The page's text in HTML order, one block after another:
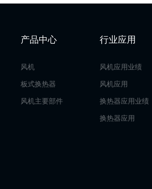
产品中心
风机
板式换热器
风机主要部件
行业应用
风机应用业绩
风机应用
换热器应用业绩
换热器应用